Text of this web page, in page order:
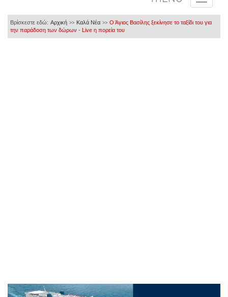
Βρίσκεστε εδώ: Αρχική >> Καλά Νέα >> Ο Άγιος Βασίλης ξεκίνησε το ταξίδι του για
την παράδοση των δώρων - Live η πορεία του